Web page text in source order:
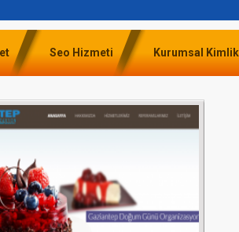
Seo Hizmeti Kurumsal Kimlik
Organizasyon